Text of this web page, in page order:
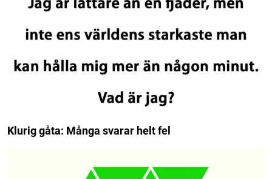
Klurig gåta: Många svarar helt fel